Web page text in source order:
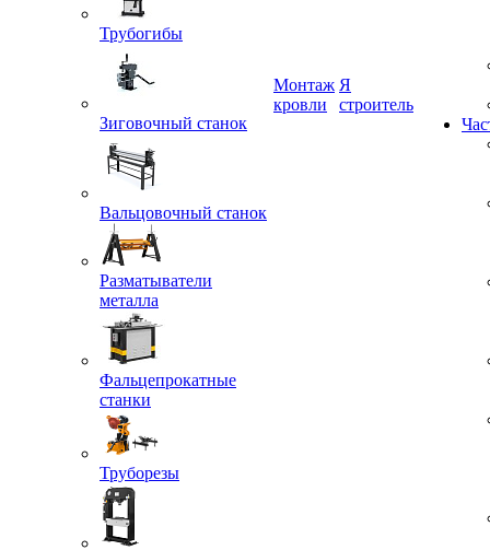
Трубогибы
Зиговочный станок
Вальцовочный станок
Разматыватели
металла
Фальцепрокатные
станки
Труборезы
Монтаж
Я